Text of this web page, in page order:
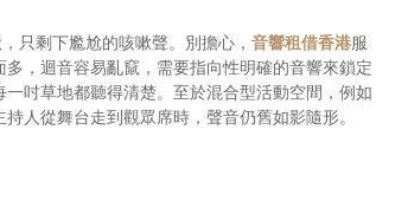
只剩下尷尬的咳嗽聲。別擔心， 音響租借香港服
，迴音容易亂竄，需要指向性明確的音響來鎖定
吋草地都聽得清楚。至於混合型活動空間，例如
人從舞台走到觀眾席時，聲音仍舊如影隨形。